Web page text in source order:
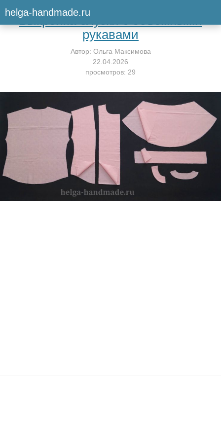
helga-handmade.ruВернуться к мастер-классу
Выкройка блузки с объемными
рукавами
Автор: Ольга Максимова
22.04.2026
просмотров: 29